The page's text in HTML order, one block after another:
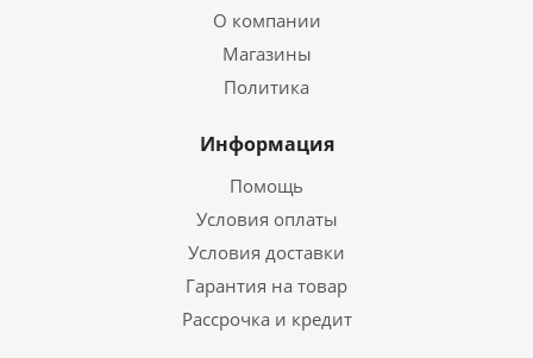
О компании
Магазины
Политика
Информация
Помощь
Условия оплаты
Условия доставки
Гарантия на товар
Рассрочка и кредит